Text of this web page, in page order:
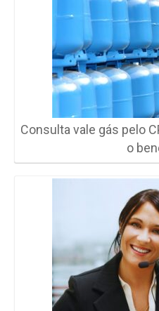
Consulta vale gás pelo
o